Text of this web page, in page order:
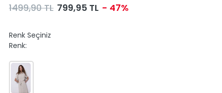
1499,90 TL 799,95 TL - 47%
Renk Seçiniz
Renk: